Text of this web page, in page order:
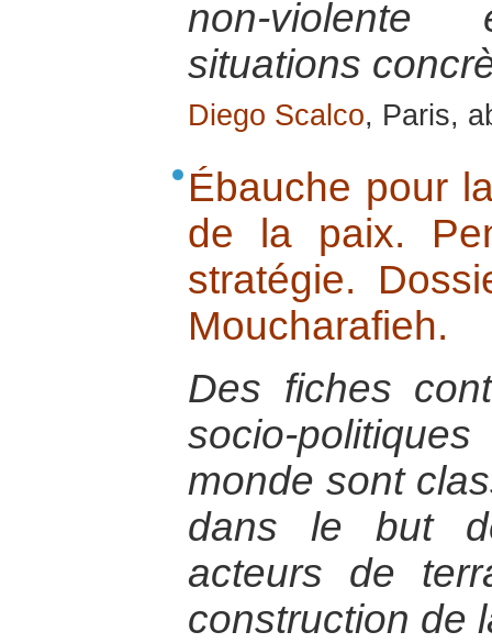
non-
situations
Diego Scalco, Paris,
Ébauche pour
de la paix.
stratégie.
Moucharafieh.
Des fiches
socio-
monde sont
dans le but
acteurs de
construction de